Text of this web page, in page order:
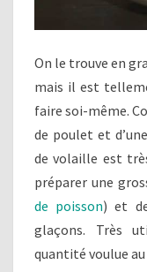
On le trouve en
mais il est
faire soi-même.
de poulet et
de volaille est
préparer une
de poisson) et
glaçons. Très
quantité voulue